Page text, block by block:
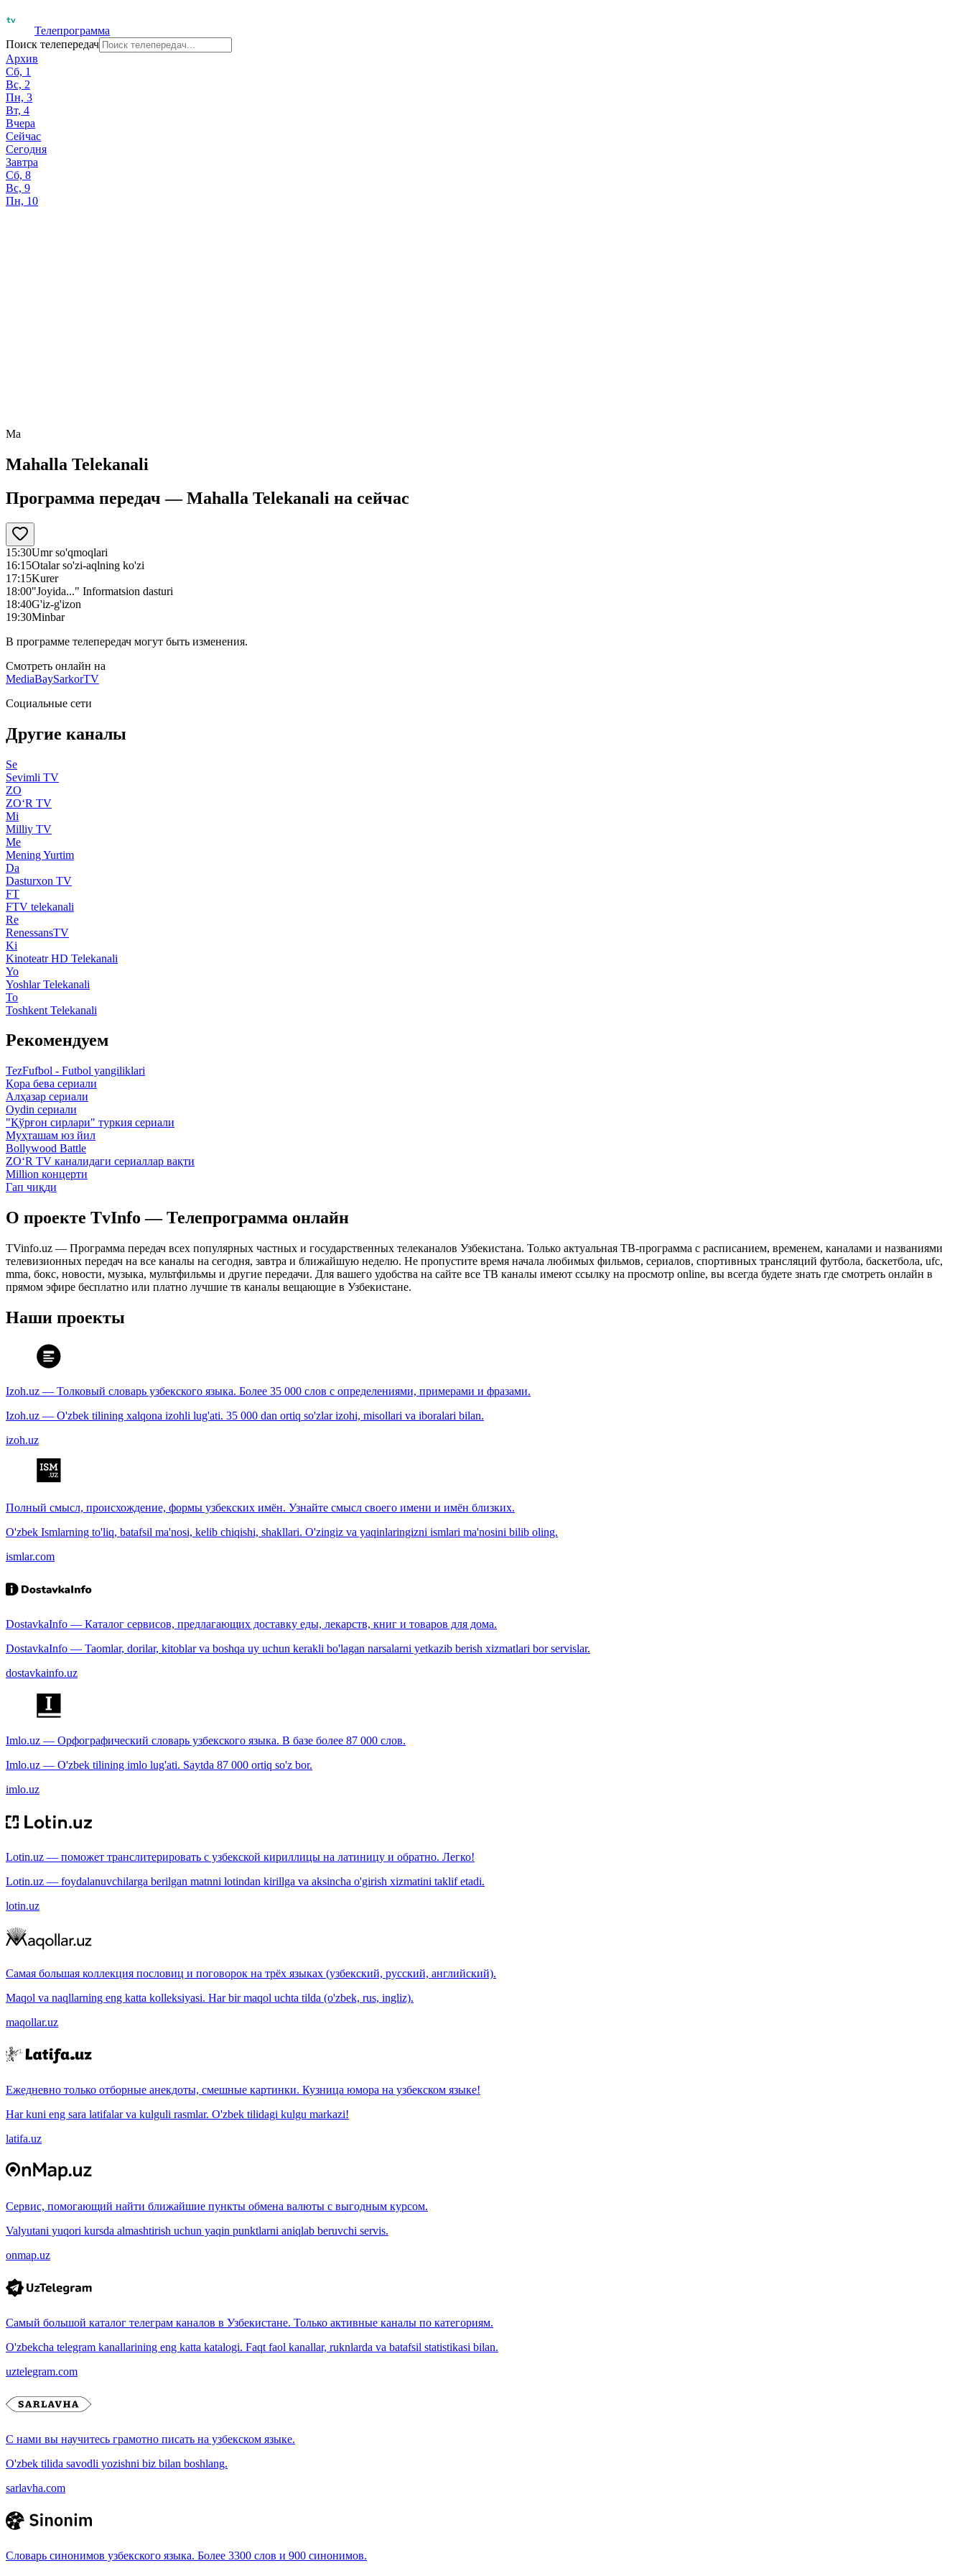
Телепрограмма
Поиск телепередач
Архив
Сб, 1
Вс, 2
Пн, 3
Вт, 4
Вчера
Сейчас
Сегодня
Завтра
Сб, 8
Вс, 9
Пн, 10
Ma
Mahalla Telekanali
Программа передач —Mahalla Telekanali на сейчас
15:30Umr so'qmoqlari
16:15Otalar so'zi-aqlning ko'zi
17:15Kurer
18:00"Joyida..." Informatsion dasturi
18:40G'iz-g'izon
19:30Minbar
В программе телепередач могут быть изменения.
Смотреть онлайн на
MediaBaySarkorTV
Социальные сети
Другие каналы
Se
Sevimli TV
ZO
ZO‘R TV
Mi
Milliy TV
Me
Mening Yurtim
Da
Dasturxon TV
FT
FTV telekanali
Re
RenessansTV
Ki
Kinoteatr HD Telekanali
Yo
Yoshlar Telekanali
To
Toshkent Telekanali
Рекомендуем
TezFufbol - Futbol yangiliklari
Қора бева сериали
Алҳазар сериали
Oydin сериали
"Қўрғон сирлари" туркия сериали
Муҳташам юз йил
Bollywood Battle
ZO‘R TV каналидаги сериаллар вақти
Million концерти
Гап чиқди
О проекте TvInfo — Телепрограмма онлайн
TVinfo.uz — Программа передач всех популярных частных и государственных телеканалов Узбекистана. Только актуальная ТВ-программа с расписанием, временем, каналами и названиями
телевизионных передач на все каналы на сегодня, завтра и ближайшую неделю. Не пропустите время начала любимых фильмов, сериалов, спортивных трансляций футбола, баскетбола, ufc,
mma, бокс, новости, музыка, мультфильмы и другие передачи. Для вашего удобства на сайте все ТВ каналы имеют ссылку на просмотр online, вы всегда будете знать где смотреть онлайн в
прямом эфире бесплатно или платно лучшие тв каналы вещающие в Узбекистане.
Наши проекты
Izoh.uz — Толковый словарь узбекского языка. Более 35 000 слов с определениями, примерами и фразами.
Izoh.uz — O'zbek tilining xalqona izohli lug'ati. 35 000 dan ortiq so'zlar izohi, misollari va iboralari bilan.
izoh.uz
Полный смысл, происхождение, формы узбекских имён. Узнайте смысл своего имени и имён близких.
O'zbek Ismlarning to'liq, batafsil ma'nosi, kelib chiqishi, shakllari. O'zingiz va yaqinlaringizni ismlari ma'nosini bilib oling.
ismlar.com
DostavkaInfo — Каталог сервисов, предлагающих доставку еды, лекарств, книг и товаров для дома.
DostavkaInfo — Taomlar, dorilar, kitoblar va boshqa uy uchun kerakli bo'lagan narsalarni yetkazib berish xizmatlari bor servislar.
dostavkainfo.uz
Imlo.uz — Орфографический словарь узбекского языка. В базе более 87 000 слов.
Imlo.uz — O'zbek tilining imlo lug'ati. Saytda 87 000 ortiq so'z bor.
imlo.uz
Lotin.uz — поможет транслитерировать с узбекской кириллицы на латиницу и обратно. Легко!
Lotin.uz — foydalanuvchilarga berilgan matnni lotindan kirillga va aksincha o'girish xizmatini taklif etadi.
lotin.uz
Самая большая коллекция пословиц и поговорок на трёх языках (узбекский, русский, английский).
Maqol va naqllarning eng katta kolleksiyasi. Har bir maqol uchta tilda (o'zbek, rus, ingliz).
maqollar.uz
Ежедневно только отборные анекдоты, смешные картинки. Кузница юмора на узбекском языке!
Har kuni eng sara latifalar va kulguli rasmlar. O'zbek tilidagi kulgu markazi!
latifa.uz
Сервис, помогающий найти ближайшие пункты обмена валюты с выгодным курсом.
Valyutani yuqori kursda almashtirish uchun yaqin punktlarni aniqlab beruvchi servis.
onmap.uz
Самый большой каталог телеграм каналов в Узбекистане. Только активные каналы по категориям.
O'zbekcha telegram kanallarining eng katta katalogi. Faqt faol kanallar, ruknlarda va batafsil statistikasi bilan.
uztelegram.com
С нами вы научитесь грамотно писать на узбекском языке.
O'zbek tilida savodli yozishni biz bilan boshlang.
sarlavha.com
Словарь синонимов узбекского языка. Более 3300 слов и 900 синонимов.